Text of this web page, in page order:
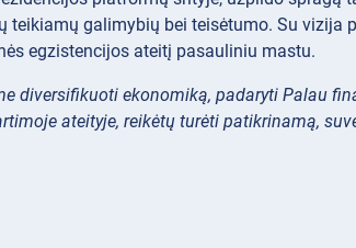
galimybių bei teisėtumo. Su vizija
egzistencijos ateitį pasauliniu mastu.
diversifikuoti ekonomiką, padaryti Palau
ateityje, reikėtų turėti patikrinamą,